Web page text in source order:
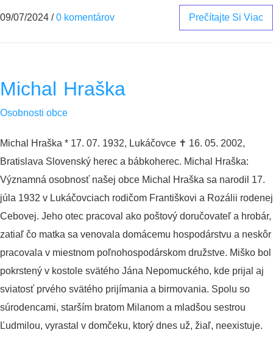
09/07/2024 / 0 komentárov Prečítajte Si Viac
Michal Hraška
Osobnosti obce
Michal Hraška * 17. 07. 1932, Lukáčovce ✝︎ 16. 05. 2002,
Bratislava Slovenský herec a bábkoherec. Michal Hraška:
Významná osobnosť našej obce Michal Hraška sa narodil 17.
júla 1932 v Lukáčovciach rodičom Františkovi a Rozálii rodenej
Cebovej. Jeho otec pracoval ako poštový doručovateľ a hrobár,
zatiaľ čo matka sa venovala domácemu hospodárstvu a neskôr
pracovala v miestnom poľnohospodárskom družstve. Miško bol
pokrstený v kostole svätého Jána Nepomuckého, kde prijal aj
sviatosť prvého svätého prijímania a birmovania. Spolu so
súrodencami, starším bratom Milanom a mladšou sestrou
Ľudmilou, vyrastal v domčeku, ktorý dnes už, žiaľ, neexistuje.